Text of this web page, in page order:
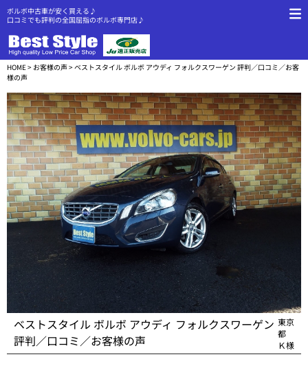
ボルボ中古車が安く買える♪
口コミでも評判の全国屈指のボルボ専門店♪
HOME> お客様の声> ベストスタイル ボルボ アウディ フォルクスワーゲン 評判／口コミ／お客
様の声
ベストスタイル ボルボ アウディ フォルクスワーゲン
評判／口コミ／お客様の声
東京
都
Ｋ様